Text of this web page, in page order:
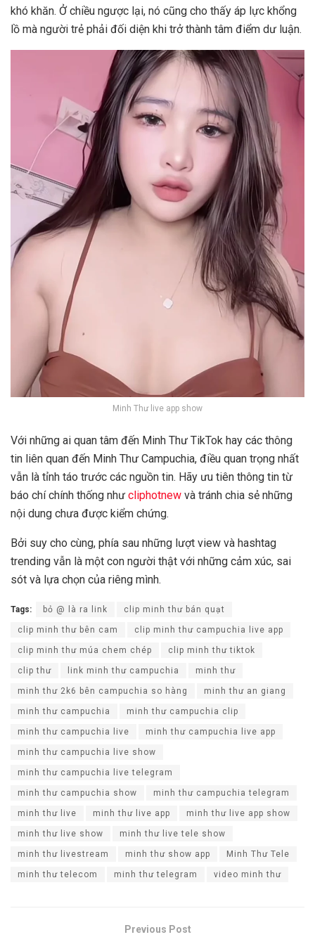
khó khăn. Ở chiều ngược lại, nó cũng cho thấy áp lực khổng
lồ mà người trẻ phải đối diện khi trở thành tâm điểm dư luận.
Minh Thư live app show
Với những ai quan tâm đến Minh Thư TikTok hay các thông
tin liên quan đến Minh Thư Campuchia, điều quan trọng nhất
vẫn là tỉnh táo trước các nguồn tin. Hãy ưu tiên thông tin từ
báo chí chính thống như cliphotnew và tránh chia sẻ những
nội dung chưa được kiểm chứng.
Bởi suy cho cùng, phía sau những lượt view và hashtag
trending vẫn là một con người thật với những cảm xúc, sai
sót và lựa chọn của riêng mình.
Tags: bỏ @ là ra link clip minh thư bán quạt
clip minh thư bên cam clip minh thư campuchia live app
clip minh thư múa chem chép clip minh thư tiktok
clip thư link minh thư campuchia minh thư
minh thư 2k6 bên campuchia so hàng minh thư an giang
minh thư campuchia minh thư campuchia clip
minh thư campuchia live minh thư campuchia live app
minh thư campuchia live show
minh thư campuchia live telegram
minh thư campuchia show minh thư campuchia telegram
minh thư live minh thư live app minh thư live app show
minh thư live show minh thư live tele show
minh thư livestream minh thư show app Minh Thư Tele
minh thư telecom minh thư telegram video minh thư
Previous Post